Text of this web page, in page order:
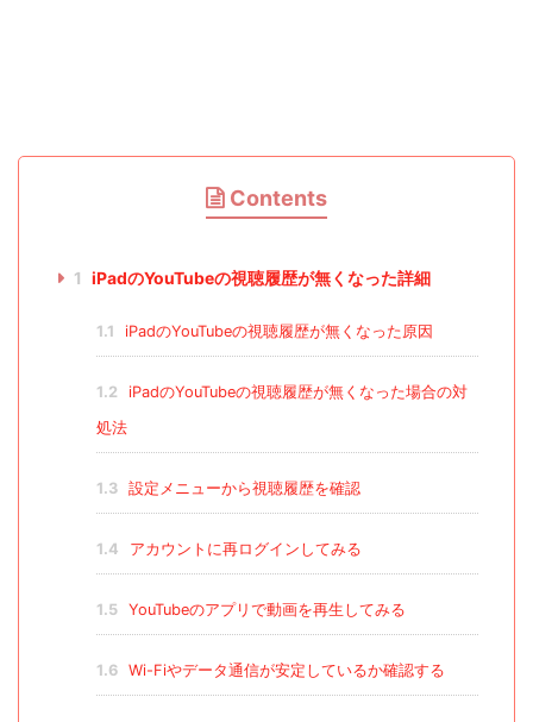
Contents
1 iPadのYouTubeの視聴履歴が無くなった詳細
1.1 iPadのYouTubeの視聴履歴が無くなった原因
1.2
iPadのYouTubeの視聴履歴が無くなった場合の対
処法
1.3 設定メニューから視聴履歴を確認
1.4 アカウントに再ログインしてみる
1.5 YouTubeのアプリで動画を再生してみる
1.6 Wi-Fiやデータ通信が安定しているか確認する